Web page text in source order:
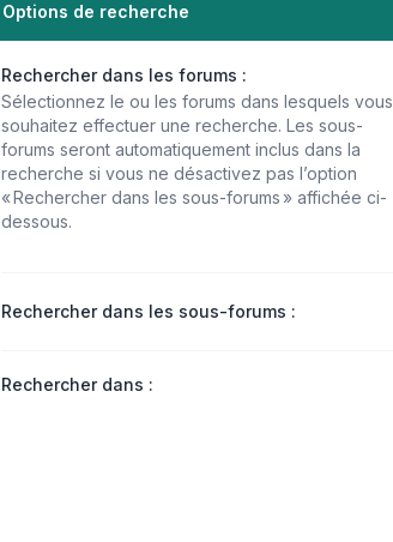
Options de recherche
Rechercher dans les forums :
Sélectionnez le ou les forums dans lesquels vous
souhaitez effectuer une recherche. Les sous-
forums seront automatiquement inclus dans la
recherche si vous ne désactivez pas l’option
« Rechercher dans les sous-forums » affichée ci-
dessous.
Rechercher dans les sous-forums :
Rechercher dans :